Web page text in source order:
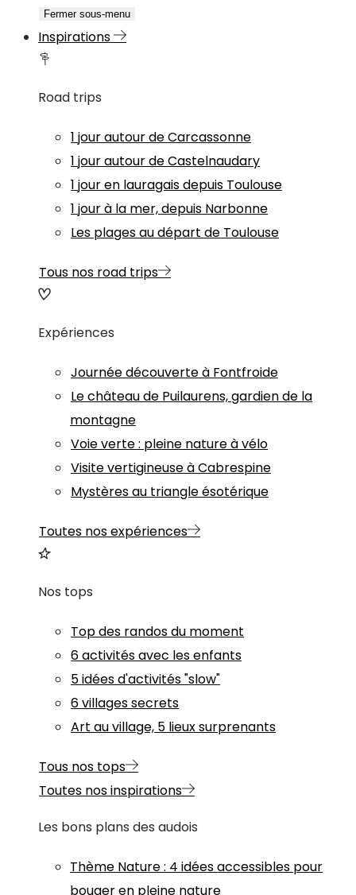
Fermer sous-menu
Inspirations
Road trips
1 jour autour de Carcassonne
1 jour autour de Castelnaudary
1 jour en lauragais depuis Toulouse
1 jour à la mer, depuis Narbonne
Les plages au départ de Toulouse
Tous nos road trips
Expériences
Journée découverte à Fontfroide
Le château de Puilaurens, gardien de la
montagne
Voie verte : pleine nature à vélo
Visite vertigineuse à Cabrespine
Mystères au triangle ésotérique
Toutes nos expériences
Nos tops
Top des randos du moment
6 activités avec les enfants
5 idées d'activités "slow"
6 villages secrets
Art au village, 5 lieux surprenants
Tous nos tops
Toutes nos inspirations
Les bons plans des audois
Thème Nature: 4 idées accessibles pour
bouger en pleine nature